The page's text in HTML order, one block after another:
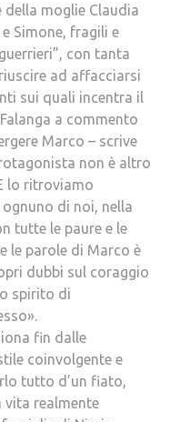
della moglie Claudia
Simone, fragili e
con tanta
ad affacciarsi
sui quali incentra il
a commento
Marco – scrive
non è altro
lo ritroviamo
di noi, nella
tutte le paure e le
le parole di Marco è
dubbi sul coraggio
spirito di
fin dalle
coinvolgente e
tutto d’un fiato,
vita realmente